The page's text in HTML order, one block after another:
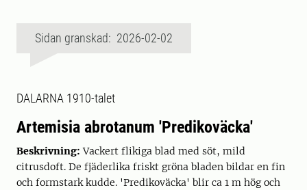
Sidan granskad: 2026-02-02
DALARNA 1910-talet
Artemisia abrotanum 'Predikoväcka'
Beskrivning: Vackert flikiga blad med söt, mild
citrusdoft. De fjäderlika friskt gröna bladen bildar en fin
och formstark kudde. 'Predikoväcka' blir ca 1 m hög och